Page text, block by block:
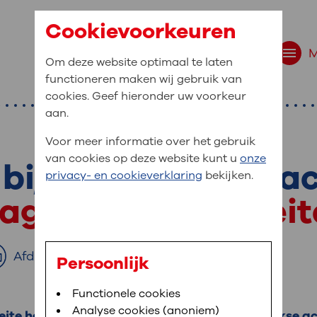
navigatie
bent u naar op
Bloedafname,MijnOLVG,Digitalisering
medische gegevens
In MijnOLVG kunt u uw medische
het u uitkomt. OLVG breidt MijnOLVG
psychische
Afdrukken
Cookievoorkeuren
Om deze website optimaal te laten
functioneren maken wij gebruik van
cookies. Geef hieronder uw voorkeur
aan.
Voor meer informatie over het gebruik
van cookies op deze website kunt u onze
privacy- en cookieverklaring bekijken.
Persoonlijk
Functionele cookies
Analyse cookies (anoniem)